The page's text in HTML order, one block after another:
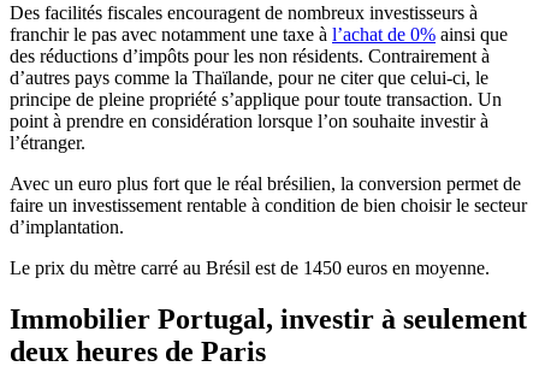
Des facilités fiscales encouragent de nombreux investisseurs à
franchir le pas avec notamment une taxe à l’achat de 0% ainsi que
des réductions d’impôts pour les non résidents. Contrairement à
d’autres pays comme la Thaïlande, pour ne citer que celui-ci, le
principe de pleine propriété s’applique pour toute transaction. Un
point à prendre en considération lorsque l’on souhaite investir à
l’étranger.
Avec un euro plus fort que le réal brésilien, la conversion permet de
faire un investissement rentable à condition de bien choisir le secteur
d’implantation.
Le prix du mètre carré au Brésil est de 1450 euros en moyenne.
Immobilier Portugal, investir à seulement
deux heures de Paris